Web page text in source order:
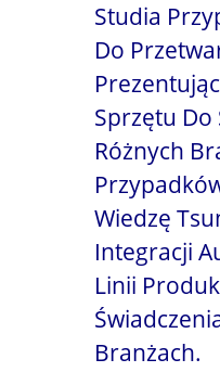
Studia
Do
Sprzętu Do
Różnych
Wiedzę
Integracji
Linii
Branżach.